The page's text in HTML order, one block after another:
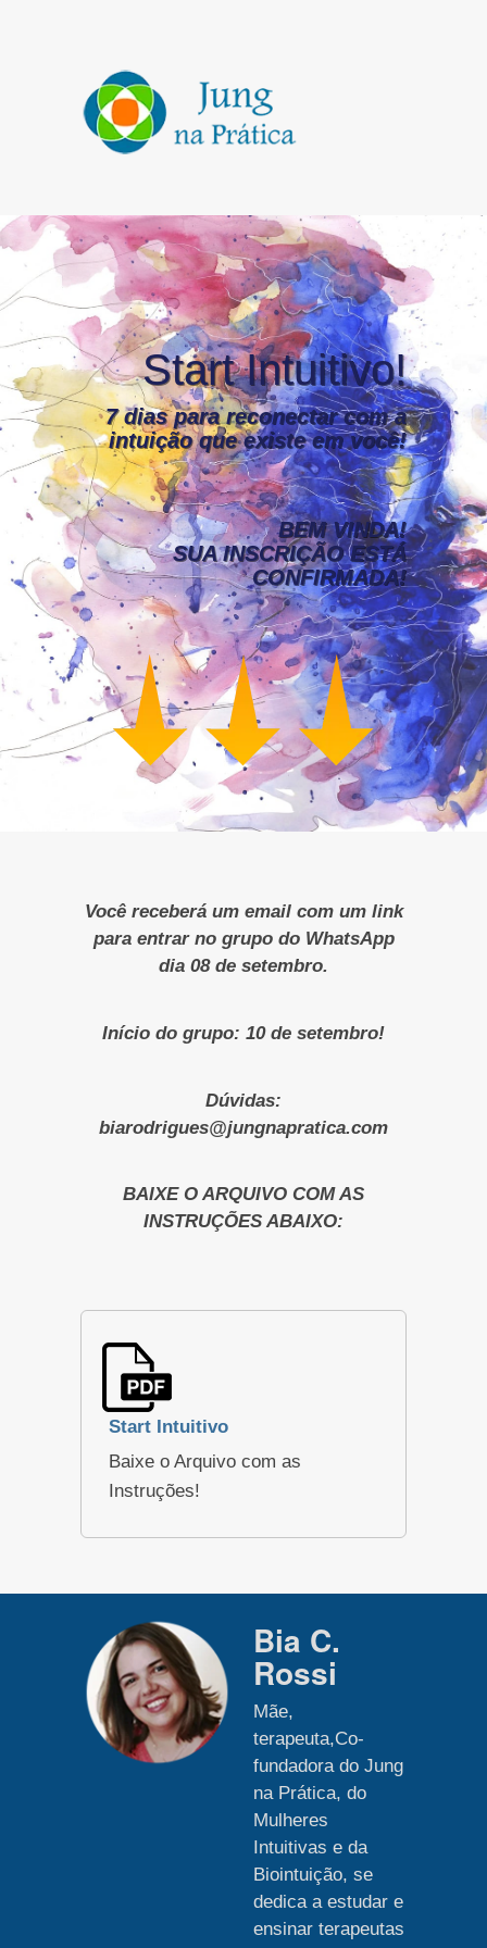
Start Intuitivo!
7 dias para reconectar com a
intuição que existe em você!
BEM VINDA!
SUA INSCRIÇÃO ESTÁ
CONFIRMADA!
Você receberá um email com um link
para entrar no grupo do WhatsApp
dia 08 de setembro.
Início do grupo: 10 de setembro!
Dúvidas:
biarodrigues@jungnapratica.com
BAIXE O ARQUIVO COM AS
INSTRUÇÕES ABAIXO:
Start Intuitivo
Baixe o Arquivo com as
Instruções!
Bia C.
Rossi
Mãe,
terapeuta,Co-
fundadora do Jung
na Prática, do
Mulheres
Intuitivas e da
Biointuição, se
dedica a estudar e
ensinar terapeutas